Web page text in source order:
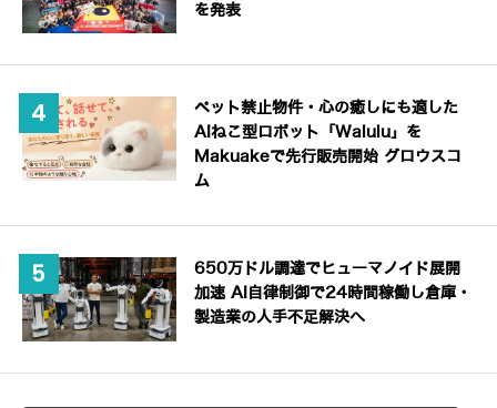
を発表
ペット禁止物件・心の癒しにも適した
AIねこ型ロボット「Walulu」を
Makuakeで先行販売開始 グロウスコ
ム
650万ドル調達でヒューマノイド展開
加速 AI自律制御で24時間稼働し倉庫・
製造業の人手不足解決へ